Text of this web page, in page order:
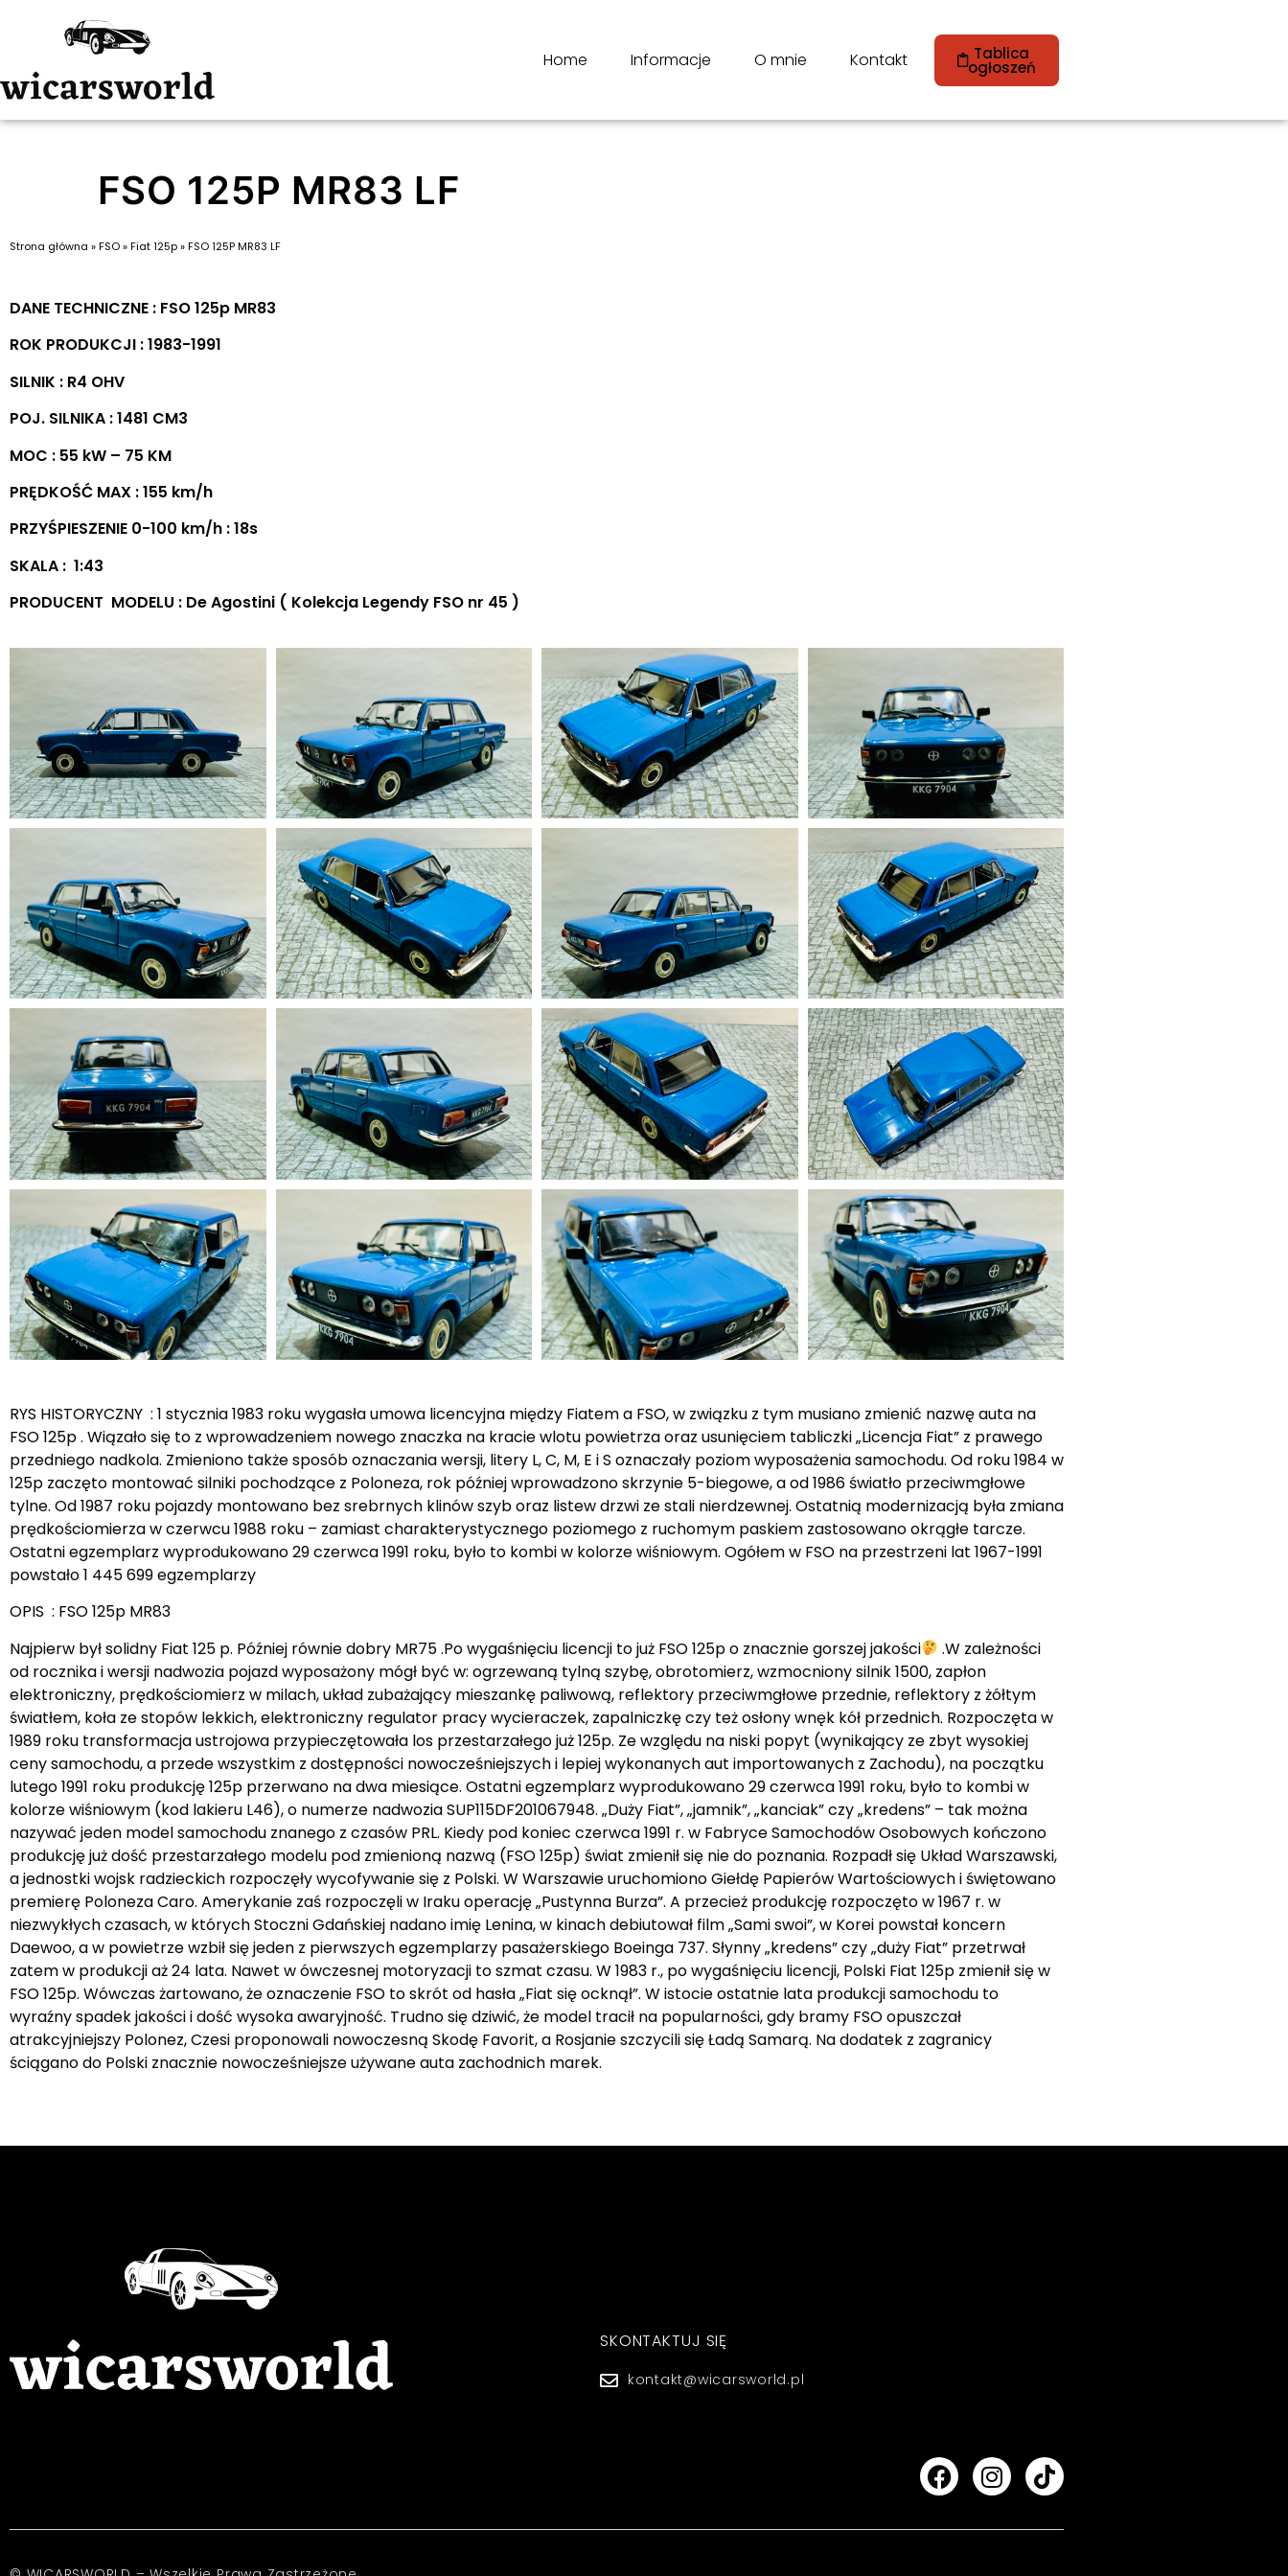
Home Informacje O mnie Kontakt Tablica
ogłoszeń
FSO 125P MR83 LF
Strona główna »FSO»Fiat 125p»FSO 125P MR83 LF
DANE TECHNICZNE : FSO 125p MR83
ROK PRODUKCJI : 1983-1991
SILNIK : R4 OHV
POJ. SILNIKA : 1481 CM3
MOC : 55 kW – 75 KM
PRĘDKOŚĆ MAX : 155 km/h
PRZYŚPIESZENIE 0-100 km/h : 18s
SKALA : 1:43
PRODUCENT MODELU : De Agostini ( Kolekcja Legendy FSO nr 45 )
RYS HISTORYCZNY : 1 stycznia 1983 roku wygasła umowa licencyjna między Fiatem a FSO, w związku z tym musiano zmienić nazwę auta na
FSO 125p . Wiązało się to z wprowadzeniem nowego znaczka na kracie wlotu powietrza oraz usunięciem tabliczki „Licencja Fiat” z prawego
przedniego nadkola. Zmieniono także sposób oznaczania wersji, litery L, C, M, E i S oznaczały poziom wyposażenia samochodu. Od roku 1984 w
125p zaczęto montować silniki pochodzące z Poloneza, rok później wprowadzono skrzynie 5-biegowe, a od 1986 światło przeciwmgłowe
tylne. Od 1987 roku pojazdy montowano bez srebrnych klinów szyb oraz listew drzwi ze stali nierdzewnej. Ostatnią modernizacją była zmiana
prędkościomierza w czerwcu 1988 roku – zamiast charakterystycznego poziomego z ruchomym paskiem zastosowano okrągłe tarcze.
Ostatni egzemplarz wyprodukowano 29 czerwca 1991 roku, było to kombi w kolorze wiśniowym. Ogółem w FSO na przestrzeni lat 1967-1991
powstało 1 445 699 egzemplarzy
OPIS : FSO 125p MR83
Najpierw był solidny Fiat 125 p. Później równie dobry MR75 .Po wygaśnięciu licencji to już FSO 125p o znacznie gorszej jakości
.W zależności
od rocznika i wersji nadwozia pojazd wyposażony mógł być w: ogrzewaną tylną szybę, obrotomierz, wzmocniony silnik 1500, zapłon
elektroniczny, prędkościomierz w milach, układ zubażający mieszankę paliwową, reflektory przeciwmgłowe przednie, reflektory z żółtym
światłem, koła ze stopów lekkich, elektroniczny regulator pracy wycieraczek, zapalniczkę czy też osłony wnęk kół przednich. Rozpoczęta w
1989 roku transformacja ustrojowa przypieczętowała los przestarzałego już 125p. Ze względu na niski popyt (wynikający ze zbyt wysokiej
ceny samochodu, a przede wszystkim z dostępności nowocześniejszych i lepiej wykonanych aut importowanych z Zachodu), na początku
lutego 1991 roku produkcję 125p przerwano na dwa miesiące. Ostatni egzemplarz wyprodukowano 29 czerwca 1991 roku, było to kombi w
kolorze wiśniowym (kod lakieru L46), o numerze nadwozia SUP115DF201067948. „Duży Fiat”, „jamnik”, „kanciak” czy „kredens” – tak można
nazywać jeden model samochodu znanego z czasów PRL. Kiedy pod koniec czerwca 1991 r. w Fabryce Samochodów Osobowych kończono
produkcję już dość przestarzałego modelu pod zmienioną nazwą (FSO 125p) świat zmienił się nie do poznania. Rozpadł się Układ Warszawski,
a jednostki wojsk radzieckich rozpoczęły wycofywanie się z Polski. W Warszawie uruchomiono Giełdę Papierów Wartościowych i świętowano
premierę Poloneza Caro. Amerykanie zaś rozpoczęli w Iraku operację „Pustynna Burza”. A przecież produkcję rozpoczęto w 1967 r. w
niezwykłych czasach, w których Stoczni Gdańskiej nadano imię Lenina, w kinach debiutował film „Sami swoi”, w Korei powstał koncern
Daewoo, a w powietrze wzbił się jeden z pierwszych egzemplarzy pasażerskiego Boeinga 737. Słynny „kredens” czy „duży Fiat” przetrwał
zatem w produkcji aż 24 lata. Nawet w ówczesnej motoryzacji to szmat czasu. W 1983 r., po wygaśnięciu licencji, Polski Fiat 125p zmienił się w
FSO 125p. Wówczas żartowano, że oznaczenie FSO to skrót od hasła „Fiat się ocknął”. W istocie ostatnie lata produkcji samochodu to
wyraźny spadek jakości i dość wysoka awaryjność. Trudno się dziwić, że model tracił na popularności, gdy bramy FSO opuszczał
atrakcyjniejszy Polonez, Czesi proponowali nowoczesną Skodę Favorit, a Rosjanie szczycili się Ładą Samarą. Na dodatek z zagranicy
ściągano do Polski znacznie nowocześniejsze używane auta zachodnich marek.
SKONTAKTUJ SIĘ
kontakt@wicarsworld.pl